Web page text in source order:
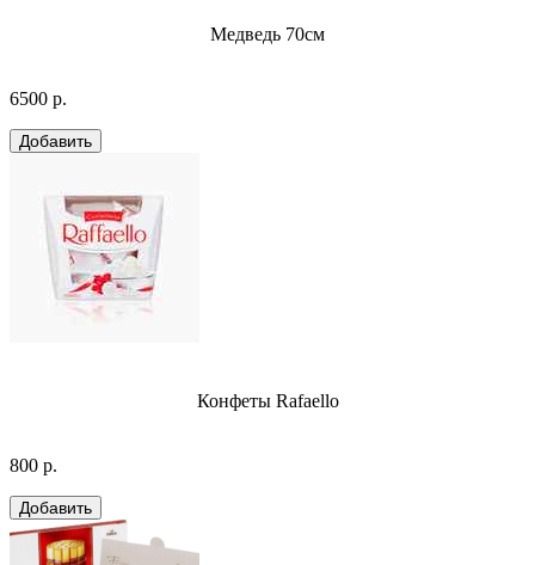
Медведь 70см
6500 р.
Конфеты Rafaello
800 р.